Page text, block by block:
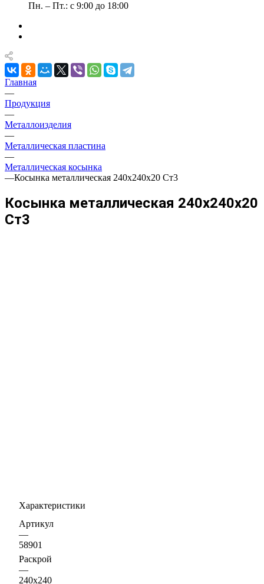
Пн. – Пт.: с 9:00 до 18:00
Главная
—
Продукция
—
Металлоизделия
—
Металлическая пластина
—
Металлическая косынка
—Косынка металлическая 240х240х20 Ст3
Косынка металлическая 240х240х20
Ст3
Характеристики
Артикул
—
58901
Раскрой
—
240х240